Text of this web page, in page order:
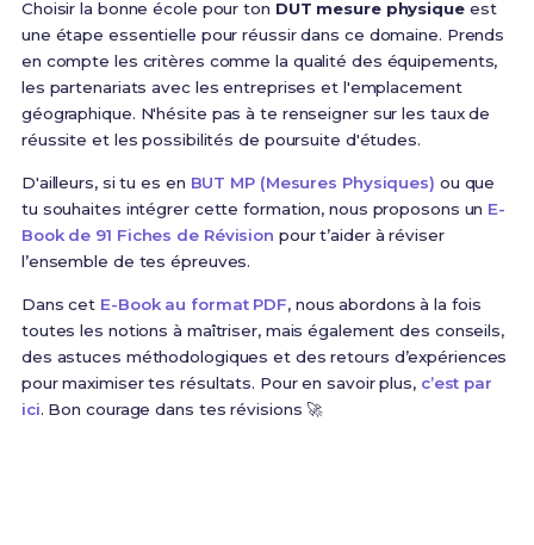
Choisir la bonne école pour ton DUT mesure physiqueest
une étape essentielle pour réussir dans ce domaine. Prends
en compte les critères comme la qualité des équipements,
les partenariats avec les entreprises et l'emplacement
géographique. N'hésite pas à te renseigner sur les taux de
réussite et les possibilités de poursuite d'études.
D'ailleurs, si tu es en BUT MP (Mesures Physiques) ou que
tu souhaites intégrer cette formation, nous proposons un E-
Book de 91 Fiches de Révision pour t’aider à réviser
l’ensemble de tes épreuves.
Dans cet E-Book au format PDF, nous abordons à la fois
toutes les notions à maîtriser, mais également des conseils,
des astuces méthodologiques et des retours d’expériences
pour maximiser tes résultats. Pour en savoir plus, c’est par
ici. Bon courage dans tes révisions 🚀